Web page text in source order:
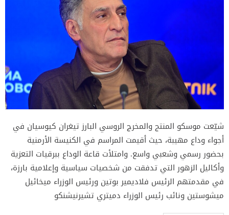
شيّعت موسكو المنتج والمخرج الروسي البارز تيغران كيوسيان في
أجواء وداع مهيبة، حيث أقيمت المراسم في الكنيسة الأرمنية
بحضور رسمي وشعبي واسع. وامتلأت قاعة الوداع ببرقيات التعزية
وأكاليل الزهور التي تدفقت من شخصيات سياسية وإعلامية بارزة،
في مقدمتهم الرئيس فلاديمير بوتين ورئيس الوزراء ميخائيل
ميشوستين ونائب رئيس الوزراء دميتري تشيرنيشنكو